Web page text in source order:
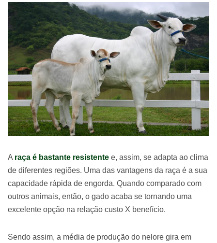
A raça é bastante resistente e, assim, se adapta ao clima
de diferentes regiões. Uma das vantagens da raça é a sua
capacidade rápida de engorda. Quando comparado com
outros animais, então, o gado acaba se tornando uma
excelente opção na relação custo X benefício.
Sendo assim, a média de produção do nelore gira em